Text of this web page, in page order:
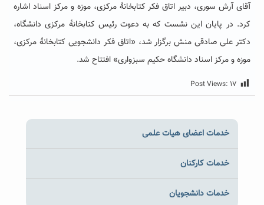
آقای آرش سوری، دبیر اتاق فکر کتابخانۀ مرکزی، موزه و مرکز اسناد اشاره
کرد. در پایان این نشست که به دعوت رئیس کتابخانۀ مرکزی دانشگاه،
دکتر علی صادقی منش برگزار شد، «اتاق فکر دانشجویی کتابخانۀ مرکزی،
موزه و مرکز اسناد دانشگاه حکیم سبزواری» افتتاح شد.
Post Views: ۱۷
خدمات اعضای هیات علمی
خدمات کارکنان
خدمات دانشجویان